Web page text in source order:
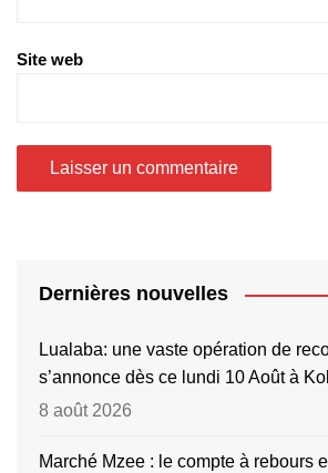
Site web
Dernières nouvelles
Lualaba: une vaste opération de
s’annonce dès ce lundi 10 Août à
8 août 2026
Marché Mzee : le compte à rebours